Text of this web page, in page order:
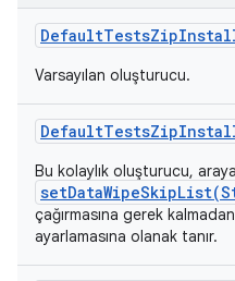
DefaultTestsZip
Varsayılan oluşturucu.
DefaultTestsZip
Bu kolaylık oluşturucu,
çağırmasına gerek
ayarlamasına olanak tanır.